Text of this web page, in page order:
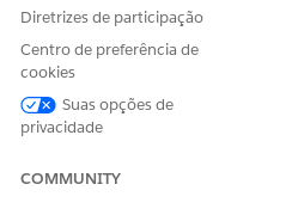
Revise asconsiderações do
ativar as respostas de
Ao manter o contexto da versão,
melhor as interações com o
de decisão mais informada e um
Diretrizes de participação
Centro de preferência de
cookies
Suas opções de
privacidade
COMMUNITY